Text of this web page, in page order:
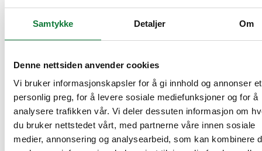
Samtykke Detaljer Om
Denne nettsiden anvender cookies
Vi bruker informasjonskapsler for å gi innhold og annonser et
personlig preg, for å levere sosiale mediefunksjoner og for å
analysere trafikken vår. Vi deler dessuten informasjon om
du bruker nettstedet vårt, med partnerne våre innen sosiale
medier, annonsering og analysearbeid, som kan kombinere